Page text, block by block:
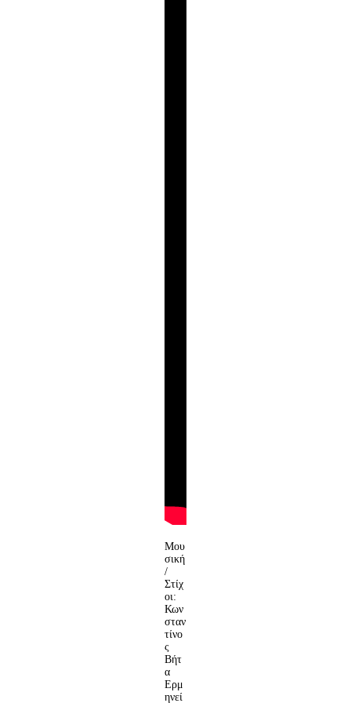
Μου
σική
/
Στίχ
οι:
Κων
σταν
τίνο
ς
Βήτ
α
Ερμ
ηνεί